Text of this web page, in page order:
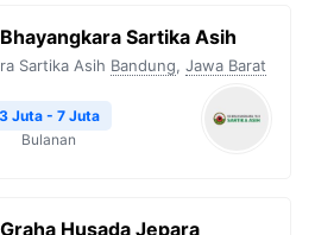
Sartika Asih
Sartika Asih Bandung, Jawa Barat
3 Juta - 7 Juta
Bulanan
Husada Jepara